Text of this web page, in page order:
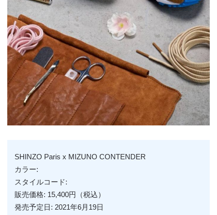
SHINZO Paris x MIZUNO CONTENDER
カラー:
スタイルコード:
販売価格: 15,400円（税込）
発売予定日: 2021年6月19日